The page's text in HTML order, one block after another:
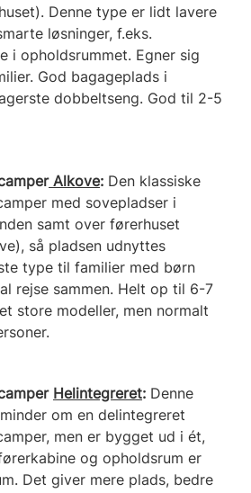
Denne type er lidt lavere
løsninger, f.eks.
i opholdsrummet. Egner sig
God bagageplads i
dobbeltseng. God til 2-5
Alkove: Den klassiske
med sovepladser i
samt over førerhuset
så pladsen udnyttes
type til familier med børn
rejse sammen. Helt op til 6-7
store modeller, men normalt
Helintegreret: Denne
om en delintegreret
men er bygget ud i ét,
og opholdsrum er
Det giver mere plads, bedre